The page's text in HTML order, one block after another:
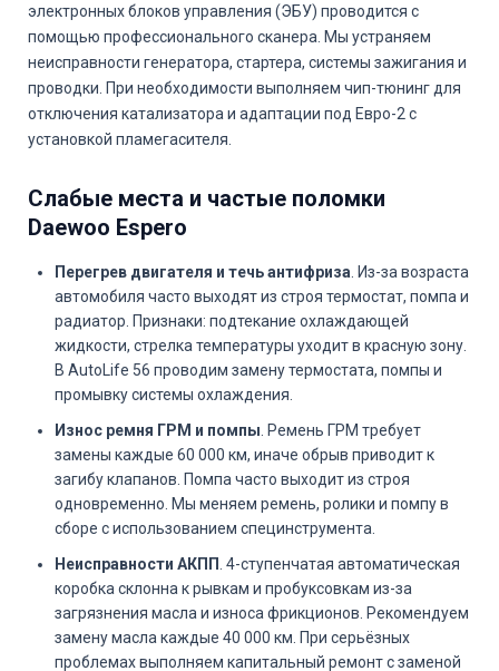
электронных блоков управления (ЭБУ) проводится с
помощью профессионального сканера. Мы устраняем
неисправности генератора, стартера, системы зажигания и
проводки. При необходимости выполняем чип-тюнинг для
отключения катализатора и адаптации под Евро-2 с
установкой пламегасителя.
Слабые места и частые поломки
Daewoo Espero
Перегрев двигателя и течь антифриза . Из-за возраста
автомобиля часто выходят из строя термостат, помпа и
радиатор. Признаки: подтекание охлаждающей
жидкости, стрелка температуры уходит в красную зону.
В AutoLife 56 проводим замену термостата, помпы и
промывку системы охлаждения.
Износ ремня ГРМ и помпы . Ремень ГРМ требует
замены каждые 60 000 км, иначе обрыв приводит к
загибу клапанов. Помпа часто выходит из строя
одновременно. Мы меняем ремень, ролики и помпу в
сборе с использованием специнструмента.
Неисправности АКПП . 4-ступенчатая автоматическая
коробка склонна к рывкам и пробуксовкам из-за
загрязнения масла и износа фрикционов. Рекомендуем
замену масла каждые 40 000 км. При серьёзных
проблемах выполняем капитальный ремонт с заменой